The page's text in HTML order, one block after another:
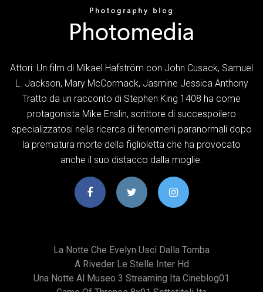
Attori: Un film di Mikael Hafström con John Cusack, Samuel
L. Jackson, Mary McCormack, Jasmine Jessica Anthony
Tratto da un racconto di Stephen King 1408 ha come
protagonista Mike Enslin, scrittore di succespoilero
specializzatosi nella ricerca di fenomeni paranormali dopo
la prematura morte della figlioletta che ha provocato
anche il suo distacco dalla moglie.
La Notte Che Evelyn Uscì Dalla Tomba
A Riveder Le Stelle Inter Hd
Una Notte Al Museo 3 Streaming Ita Cineblog01